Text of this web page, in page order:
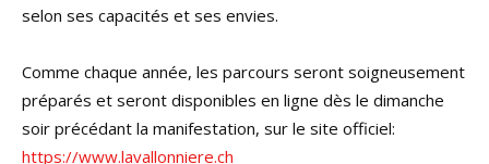
selon ses capacités et ses envies.
Comme chaque année, les parcours seront soigneusement
préparés et seront disponibles en ligne dès le dimanche
soir précédant la manifestation, sur le site officiel:
https://www.lavallonniere.ch